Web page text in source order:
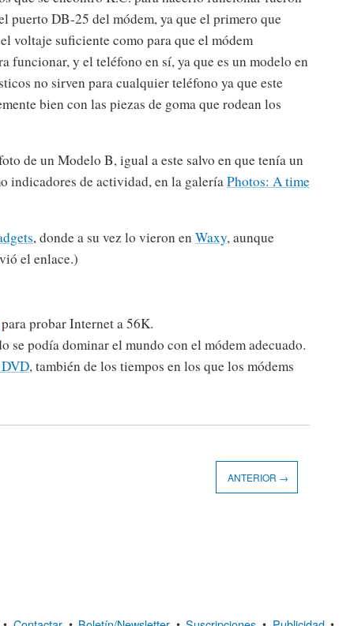
puerto DB-25 del módem, ya que el primero que
voltaje suficiente como para que el módem
funcionar, y el teléfono en sí, ya que es un modelo en
no sirven para cualquier teléfono ya que este
bien con las piezas de goma que rodean los
de un Modelo B, igual a este salvo en que tenía un
indicadores de actividad, en la galeríaPhotos: A time
, donde a su vez lo vieron enWaxy, aunque
el enlace.)
probar Internet a 56K.
se podía dominar el mundo con el módem adecuado.
, también de los tiempos en los que los módems
ANTERIOR →